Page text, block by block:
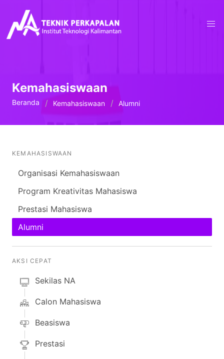
Kemahasiswaan
Beranda Kemahasiswaan Alumni
KEMAHASISWAAN
Organisasi Kemahasiswaan
Program Kreativitas Mahasiswa
Prestasi Mahasiswa
Alumni
AKSI CEPAT
Sekilas NA
Calon Mahasiswa
Beasiswa
Prestasi